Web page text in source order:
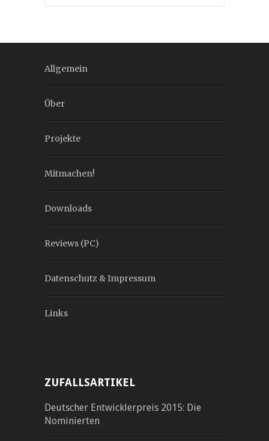
Allgemein
Über
Projekte
Mitmachen!
Downloads
Reviews (PC)
Datenschutz & Impressum
Links
ZUFALLSARTIKEL
Deutscher Entwicklerpreis 2015: Die
Nominierten